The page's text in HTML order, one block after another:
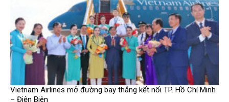
Vietnam Airlines mở đường bay thẳng kết nối TP. Hồ Chí Minh
– Điện Biên